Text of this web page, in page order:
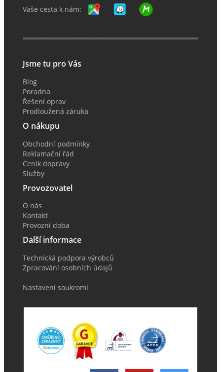
Vaše cesta k nám:
Jsme tu pro Vás
Blog
Poradna
Řešení oprav
Prodloužená záruka
O nákupu
Obchodní podmínky
Reklamační řád
Ceník dopravy
Služby
Provozovatel
O nás
Kontakt
Provozní doba
Další informace
Technická podpora výrobců
Zpracování osobních údajů
Nastavení soukromí